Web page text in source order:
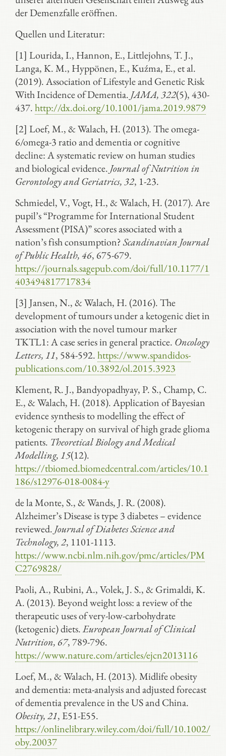
der Demenzfalle eröffnen.
Quellen und Literatur:
[1] Lourida, I., Hannon, E., Littlejohns, T. J.,
Langa, K. M., Hyppönen, E., Kuźma, E., et al.
(2019). Association of Lifestyle and Genetic Risk
With Incidence of Dementia. JAMA, 322(5), 430-
437.http://dx.doi.org/10.1001/jama.2019.9879
[2] Loef, M., & Walach, H. (2013). The omega-
6/omega-3 ratio and dementia or cognitive
decline: A systematic review on human studies
and biological evidence. Journal of Nutrition in
Gerontology and Geriatrics, 32, 1-23.
Schmiedel, V., Vogt, H., & Walach, H. (2017). Are
pupil’s “Programme for International Student
Assessment (PISA)” scores associated with a
nation’s fish consumption?Scandinavian Journal
of Public Health, 46, 675-679.
https://journals.sagepub.com/doi/full/10.1177/1
403494817717834
[3] Jansen, N., & Walach, H. (2016). The
development of tumours under a ketogenic diet in
association with the novel tumour marker
TKTL1: A case series in general practice. Oncology
Letters, 11, 584-592.https://www.spandidos-
publications.com/10.3892/ol.2015.3923
Klement, R. J., Bandyopadhyay, P. S., Champ, C.
E., & Walach, H. (2018). Application of Bayesian
evidence synthesis to modelling the effect of
ketogenic therapy on survival of high grade glioma
patients. Theoretical Biology and Medical
Modelling, 15(12).
https://tbiomed.biomedcentral.com/articles/10.1
186/s12976-018-0084-y
de la Monte, S., & Wands, J. R. (2008).
Alzheimer’s Disease is type 3 diabetes – evidence
reviewed. Journal of Diabetes Science and
Technology, 2, 1101-1113.
https://www.ncbi.nlm.nih.gov/pmc/articles/PM
C2769828/
Paoli, A., Rubini, A., Volek, J. S., & Grimaldi, K.
A. (2013). Beyond weight loss: a review of the
therapeutic uses of very-low-carbohydrate
(ketogenic) diets.European Journal of Clinical
Nutrition, 67, 789-796.
https://www.nature.com/articles/ejcn2013116
Loef, M., & Walach, H. (2013). Midlife obesity
and dementia: meta-analysis and adjusted forecast
of dementia prevalence in the US and China.
Obesity, 21, E51-E55.
https://onlinelibrary.wiley.com/doi/full/10.1002/
oby.20037